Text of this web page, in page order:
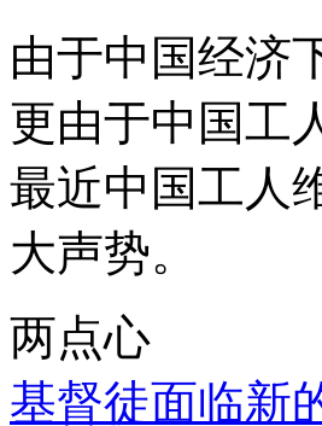
由于中国经济
更由于中国工
最近中国工人
大声势。
两点心
基督徒面临新